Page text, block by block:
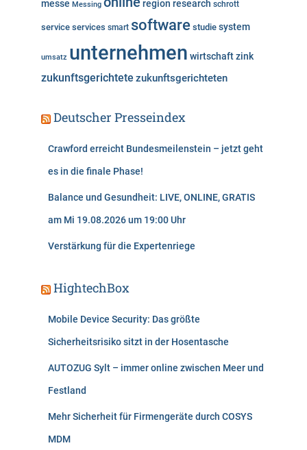
messe Messing region research schrott
service services smart software studie system
umsatz unternehmen wirtschaftzink
zukunftsgerichtete zukunftsgerichteten
Deutscher Presseindex
Crawford erreicht Bundesmeilenstein – jetzt geht
es in die finale Phase!
Balance und Gesundheit: LIVE, ONLINE, GRATIS
am Mi 19.08.2026 um 19:00 Uhr
Verstärkung für die Expertenriege
HightechBox
Mobile Device Security: Das größte
Sicherheitsrisiko sitzt in der Hosentasche
AUTOZUG Sylt – immer online zwischen Meer und
Festland
Mehr Sicherheit für Firmengeräte durch COSYS
MDM